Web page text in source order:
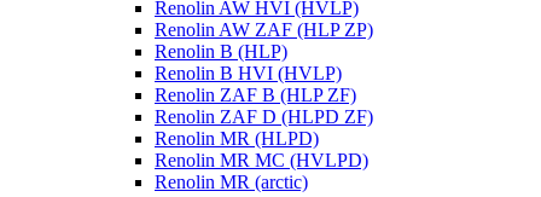
Renolin AW HVI (HVLP)
Renolin AW ZAF (HLP ZP)
Renolin B (HLP)
Renolin B HVI (HVLP)
Renolin ZAF B (HLP ZF)
Renolin ZAF D (HLPD ZF)
Renolin MR (HLPD)
Renolin MR MC (HVLPD)
Renolin MR (arctic)